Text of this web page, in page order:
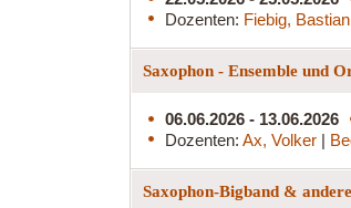
Dozenten: Fiebig, Bastian
Saxophon - Ensemble und
06.06.2026 - 13.06.2026
Dozenten: Ax, Volker |
Saxophon-Bigband &